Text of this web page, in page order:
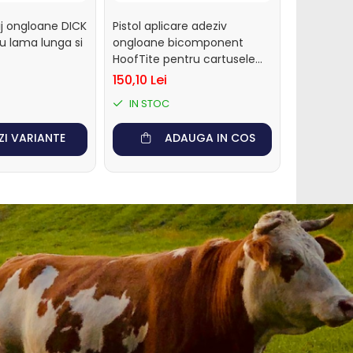
DICK
lama lunga si
VARIANTE
Pistol aplicare adeziv
ongloane bicomponent
HoofTite pentru cartusele
de 200 si 220 ml
150,10 Lei
IN STOC
ADAUGA IN COS